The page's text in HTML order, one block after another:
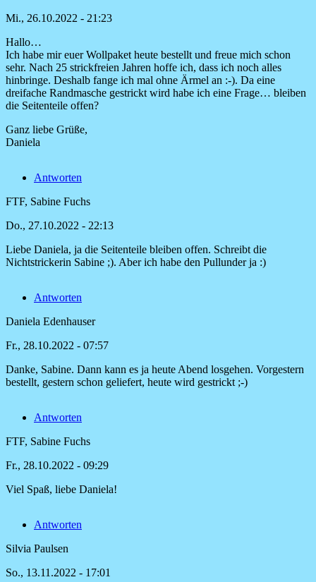
Mi., 26.10.2022 - 21:23
Hallo…
Ich habe mir euer Wollpaket heute bestellt und freue mich schon
sehr. Nach 25 strickfreien Jahren hoffe ich, dass ich noch alles
hinbringe. Deshalb fange ich mal ohne Ärmel an :-). Da eine
dreifache Randmasche gestrickt wird habe ich eine Frage… bleiben
die Seitenteile offen?
Ganz liebe Grüße,
Daniela
Antworten
FTF, Sabine Fuchs
Do., 27.10.2022 - 22:13
Antwort
Edenhauser
Liebe Daniela, ja die Seitenteile bleiben offen. Schreibt die
Nichtstrickerin Sabine ;). Aber ich habe den Pullunder ja :)
Antworten
Daniela Edenhauser
Fr., 28.10.2022 - 07:57
Antwort
Daniela,
die
FTF,
Fuchs
Danke, Sabine. Dann kann es ja heute Abend losgehen. Vorgestern
bestellt, gestern schon geliefert, heute wird gestrickt ;-)
Antworten
FTF, Sabine Fuchs
Fr., 28.10.2022 - 09:29
Danke,
Dann
es
Viel Spaß, liebe Daniela!
Antworten
Silvia Paulsen
So., 13.11.2022 - 17:01